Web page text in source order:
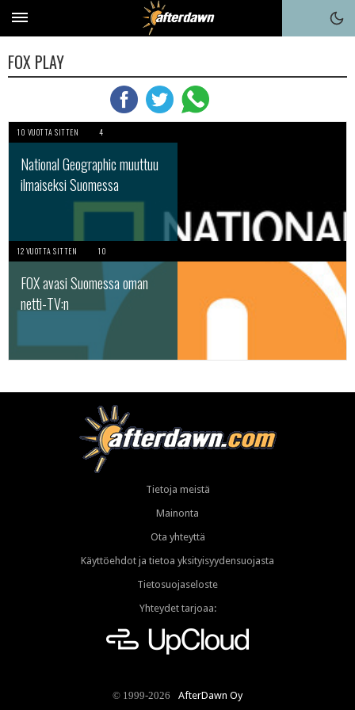
FOX PLAY
10 VUOTTA SITTEN 4
National Geographic muuttuu
ilmaiseksi Suomessa
12 VUOTTA SITTEN 10
FOX avasi Suomessa oman
netti-TV:n
Tietoja meistä
Mainonta
Ota yhteyttä
Käyttöehdot ja tietoa yksityisyydensuojasta
Tietosuojaseloste
Yhteydet tarjoaa:
© 1999-2026 AfterDawn Oy